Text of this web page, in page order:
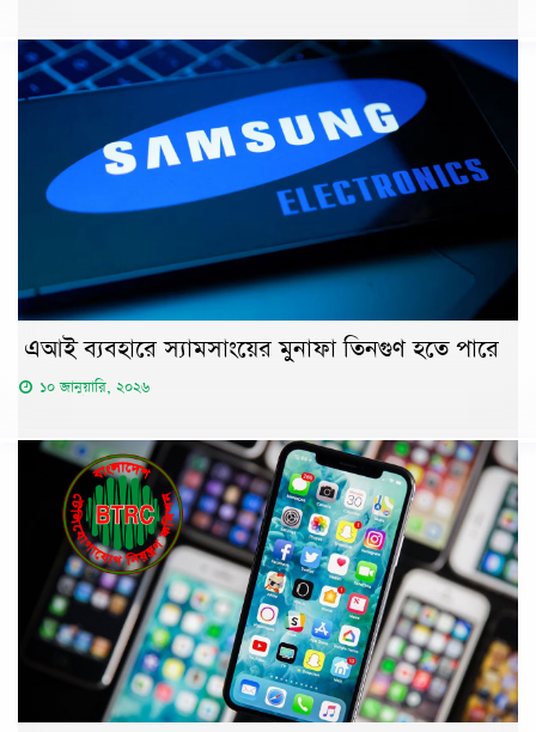
এআই ব্যবহারে স্যামসাংয়ের মুনাফা তিনগুণ হতে পারে
১০ জানুয়ারি, ২০২৬